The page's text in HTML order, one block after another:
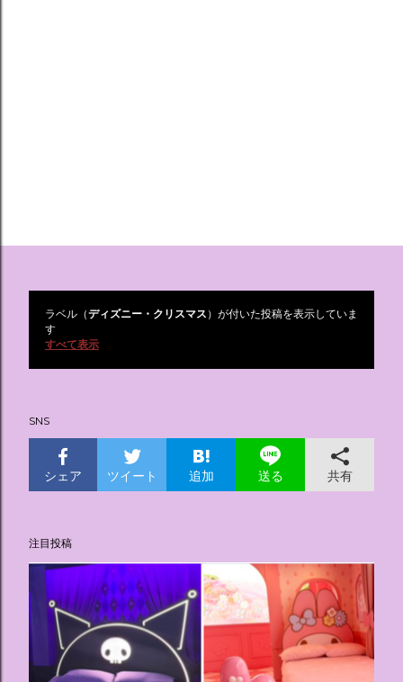
投
稿
ラベル（ディズニー・クリスマス ）が付いた投稿を表示していま
す
すべて表示
SNS
シェア ツイート 追加 送る 共有
注目投稿